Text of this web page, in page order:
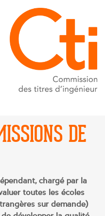
DE
chargé par la
toutes les écoles
sur demande)